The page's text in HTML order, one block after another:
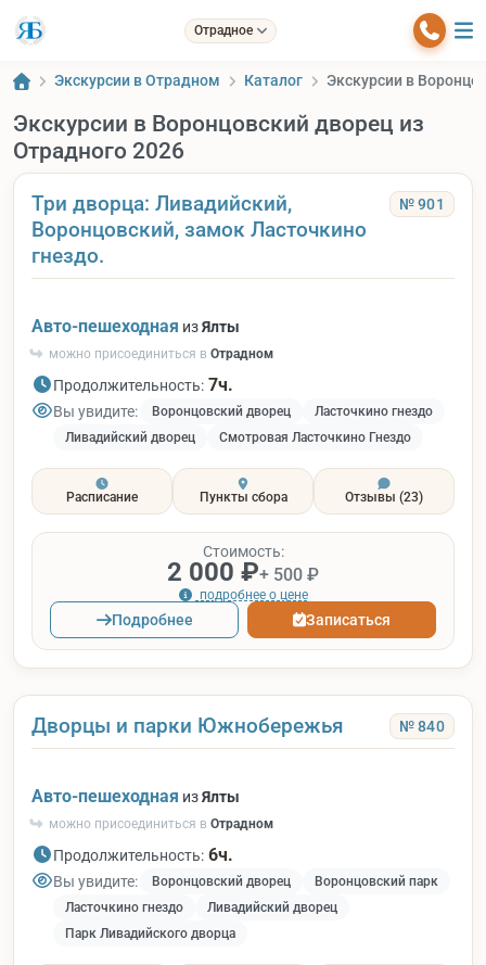
Отрадное
Экскурсии в Отрадном Каталог Экскурсии в
Экскурсии в Воронцовский дворец из
Отрадного 2026
Три дворца: Ливадийский,
Воронцовский, замок Ласточкино
гнездо.
№ 901
Авто-пешеходная изЯлты
можно присоединиться в Отрадном
Продолжительность: 7ч.
Вы увидите: Воронцовский дворец
Ласточкино гнездо
Ливадийский дворец
Смотровая Ласточкино Гнездо
Расписание Пункты сбора Отзывы (23)
Стоимость:
2 000 ₽+ 500 ₽
подробнее о цене
Подробнее Записаться
Дворцы и парки Южнобережья № 840
Авто-пешеходная изЯлты
можно присоединиться в Отрадном
Продолжительность: 6ч.
Вы увидите: Воронцовский дворец
Воронцовский парк
Ласточкино гнездо
Ливадийский дворец
Парк Ливадийского дворца